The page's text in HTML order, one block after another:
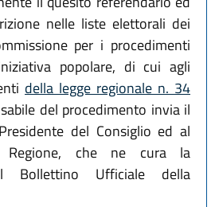
nelle liste elettorali dei
per i procedimenti
popolare, di cui agli
della legge regionale n. 34
del procedimento invia il
del Consiglio ed al
Regione, che ne cura la
Bollettino Ufficiale della